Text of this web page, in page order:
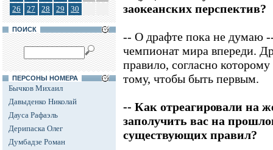
26
27 28 29 30
ПОИСК
ПЕРСОНЫ НОМЕРА
Бычков Михаил
Давыденко Николай
Дауса Рафаэль
Дерипаска Олег
Думбадзе Роман
заокеанских перспектив?
-- О драфте пока не думаю
чемпионат мира впереди.
правило, согласно
тому, чтобы быть первым.
-- Как отреагировали на
заполучить вас на
существующих правил?